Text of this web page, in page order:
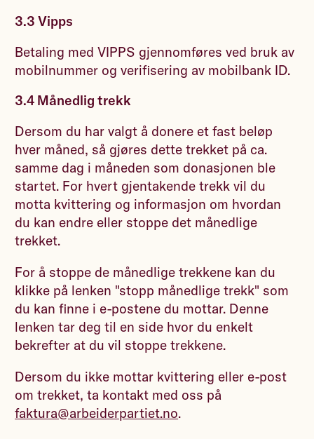
3.3 Vipps
Betaling med VIPPS gjennomføres ved bruk av
mobilnummer og verifisering av mobilbank ID.
3.4 Månedlig trekk
Dersom du har valgt å donere et fast beløp
hver måned, så gjøres dette trekket på ca.
samme dag i måneden som donasjonen ble
startet. For hvert gjentakende trekk vil du
motta kvittering og informasjon om hvordan
du kan endre eller stoppe det månedlige
trekket.
For å stoppe de månedlige trekkene kan du
klikke på lenken "stopp månedlige trekk" som
du kan finne i e-postene du mottar. Denne
lenken tar deg til en side hvor du enkelt
bekrefter at du vil stoppe trekkene.
Dersom du ikke mottar kvittering eller e-post
om trekket, ta kontakt med oss på
faktura@arbeiderpartiet.no.